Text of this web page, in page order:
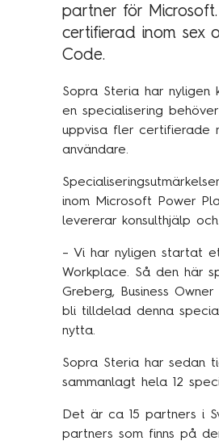
partner för
certifierad inom sex
Code.
Sopra Steria har
en specialisering
uppvisa fler certifierade
användare.
inom Microsoft Power
levererar konsulthjälp
– Vi har nyligen startat
Workplace. Så den här
Greberg, Business
bli tilldelad denna
nytta.
Sopra Steria har sedan
sammanlagt hela 12
Det är ca 15 partners i
partners som finns på